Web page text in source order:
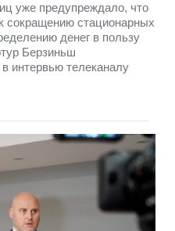
уже предупреждало, что
сокращению стационарных
денег в пользу
Берзиньш
интервью телеканалу